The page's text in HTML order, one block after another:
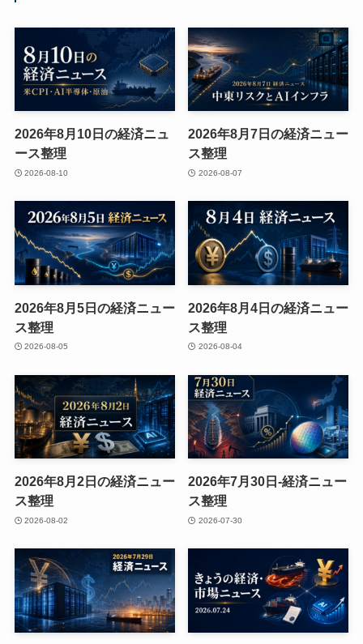
2026年8月10日の経済ニュ
ース整理
2026-08-10
2026年8月7日の経済ニュー
ス整理
2026-08-07
2026年8月5日の経済ニュー
ス整理
2026-08-05
2026年8月4日の経済ニュー
ス整理
2026-08-04
2026年8月2日の経済ニュー
ス整理
2026-08-02
2026年7月30日-経済ニュー
ス整理
2026-07-30